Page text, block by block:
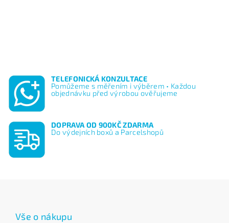
TELEFONICKÁ KONZULTACE
Pomůžeme s měřením i výběrem • Každou
objednávku před výrobou ověřujeme
DOPRAVA OD 900KČ ZDARMA
Do výdejních boxů a Parcelshopů
Vše o nákupu